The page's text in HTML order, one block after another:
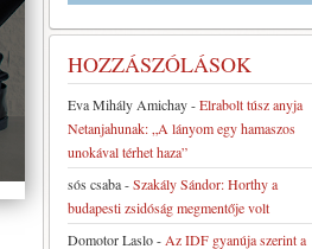
HOZZÁSZÓLÁSOK
Eva Mihály Amichay-Elrabolt túsz anyja
Netanjahunak: „A lányom egy hamaszos
unokával térhet haza”
sós csaba-Szakály Sándor: Horthy a
budapesti zsidóság megmentője volt
Domotor Laslo- Az IDF gyanúja szerint a